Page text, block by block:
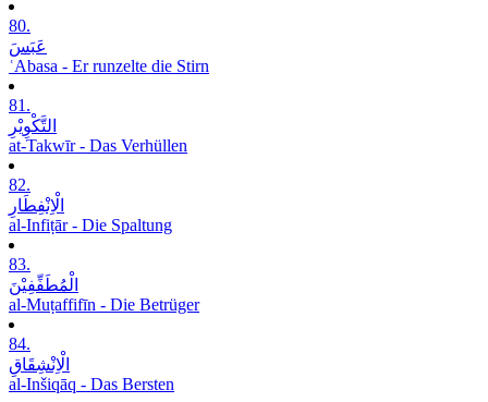
80.
عَبَسَ
ʿAbasa - Er runzelte die Stirn
81.
التَّکْوِیْرِ
at-Takwīr - Das Verhüllen
82.
الْاِنْفِطَارِ
al-Infiṭār - Die Spaltung
83.
الْمُطَفِّفِیْنَ
al-Muṭaffifīn - Die Betrüger
84.
الْاِنْشِقَاقِ
al-Inšiqāq - Das Bersten